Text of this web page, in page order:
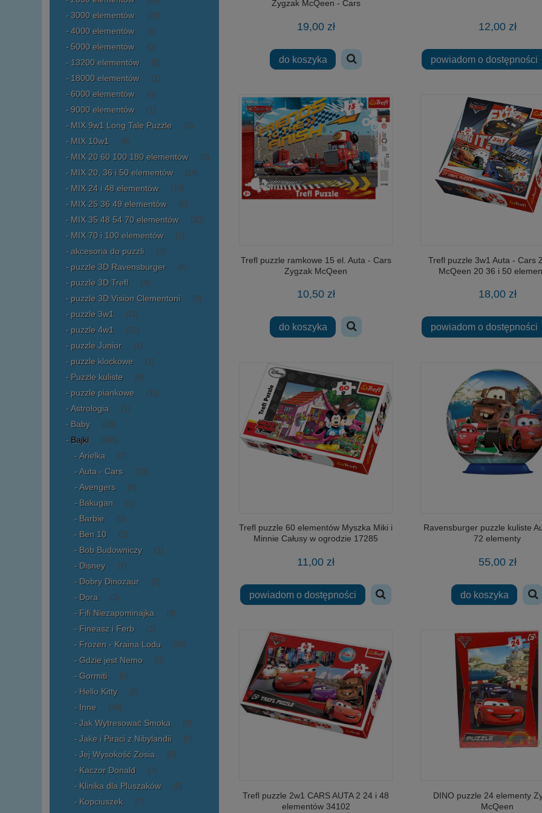
3000 elementów (29)
4000 elementów (4)
5000 elementów (0)
13200 elementów (0)
18000 elementów (1)
6000 elementów (6)
9000 elementów (1)
MIX 9w1 Long Tale Puzzle (0)
MIX 10w1 (0)
MIX 20 60 100 180 elementów (0)
MIX 20, 36 i 50 elementów (14)
MIX 24 i 48 elementów (10)
MIX 25 36 49 elementów (6)
MIX 35 48 54 70 elementów (20)
MIX 70 i 100 elementów (1)
akcesoria do puzzli (2)
puzzle 3D Ravensburger (6)
puzzle 3D Trefl (4)
puzzle 3D Vision Clementoni (8)
puzzle 3w1 (11)
puzzle 4w1 (15)
puzzle Junior (1)
puzzle klockowe (1)
Puzzle kuliste (5)
puzzle piankowe (11)
Astrologia (1)
Baby (28)
Bajki (346)
Arielka (7)
Auta - Cars (23)
Avengers (8)
Bakugan (1)
Barbie (5)
Ben 10 (2)
Bob Budowniczy (1)
Disney (7)
Dobry Dinozaur (3)
Dora (2)
Fifi Niezapominajka (0)
Fineasz i Ferb (1)
Frozen - Kraina Lodu (28)
Gdzie jest Nemo (3)
Gormiti (6)
Hello Kitty (2)
Inne (48)
Jak Wytresować Smoka (0)
Jake i Piraci z Nibylandii (5)
Jej Wysokość Zosia (5)
Kaczor Donald (3)
Klinika dla Pluszaków (0)
Kopciuszek (7)
Zygzak McQeen - Cars
19,00 zł
do koszyka
12,00 zł
powiadom o dostępności
Trefl puzzle ramkowe 15 el. Auta - Cars
Zygzak McQeen
10,50 zł
do koszyka
Trefl puzzle 3w1 Auta - Cars
McQeen 20 36 i 50
18,00 zł
powiadom o dostępności
Trefl puzzle 60 elementów Myszka Miki i
Minnie Całusy w ogrodzie 17285
11,00 zł
powiadom o dostępności
Ravensburger puzzle kuliste
72 elementy
55,00 zł
do koszyka
Trefl puzzle 2w1 CARS AUTA 2 24 i 48
elementów 34102
DINO puzzle 24 elementy
McQeen